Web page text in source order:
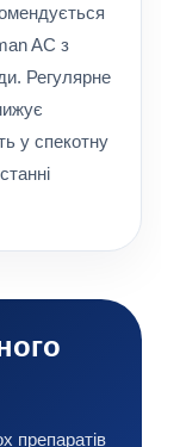
AC з
Регулярне
у спекотну
препаратів